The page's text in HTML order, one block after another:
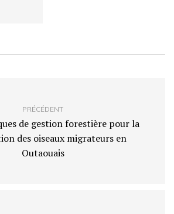
PRÉCÉDENT
de gestion forestière pour la
des oiseaux migrateurs en
Outaouais